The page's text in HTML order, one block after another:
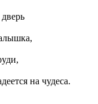
на чудеса.